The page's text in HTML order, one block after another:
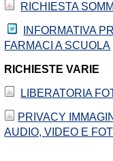
RICHIESTA
INFORMATIVA
FARMACI A SCUOLA
RICHIESTE VARIE
LIBERATORIA
PRIVACY
AUDIO, VIDEO E